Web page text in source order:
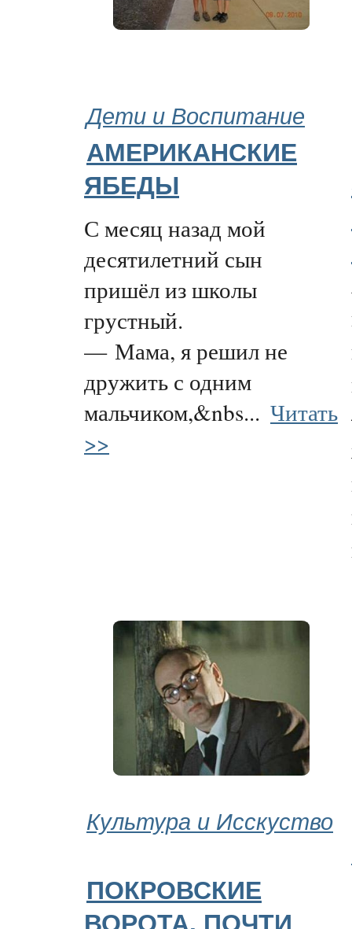
Дети и Воспитание
АМЕРИКАНСКИЕ
ЯБЕДЫ
С месяц назад мой
десятилетний сын
пришёл из школы
грустный.
— Мама, я решил не
дружить с одним
мальчиком,&nbs... Читать
>>
Культура и Исскуство
ПОКРОВСКИЕ